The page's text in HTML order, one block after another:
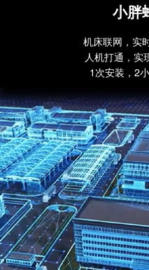
小胖
机床联网，实
人机打通，实
1次安装，2